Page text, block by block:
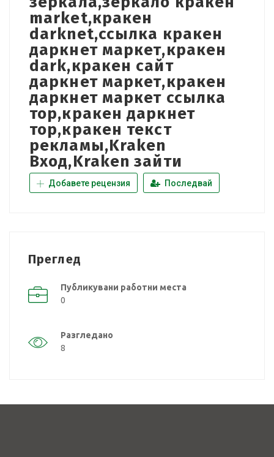
market,кракен
darknet,ссылка кракен
даркнет маркет,кракен
dark,кракен сайт
даркнет маркет,кракен
даркнет маркет ссылка
тор,кракен даркнет
тор,кракен текст
рекламы,Kraken
Вход,Kraken зайти
Добавете рецензия Последвай
Преглед
Публикувани работни места
0
Разгледано
8